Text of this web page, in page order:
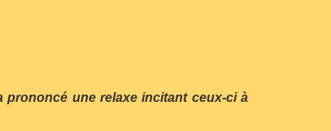
prononcé une relaxe incitant ceux-ci à